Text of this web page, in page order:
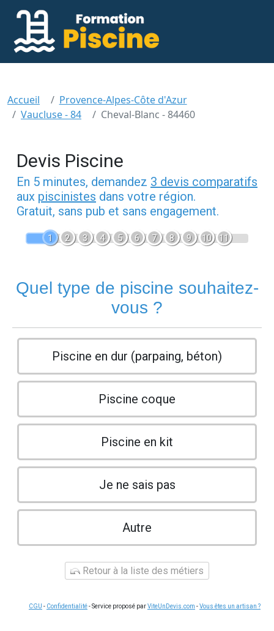
Accueil
Provence-Alpes-Côte d'Azur
Vaucluse - 84
Cheval-Blanc - 84460
Devis Piscine
En 5 minutes, demandez 3 devis comparatifs
aux piscinistes dans votre région.
Gratuit, sans pub et sans engagement.
1 2 3 4 5 6 7 8 9 10 11
Quel type de piscine souhaitez-
vous ?
Piscine en dur (parpaing, béton)
Piscine coque
Piscine en kit
Je ne sais pas
Autre
Retour à la liste des métiers
CGU - Confidentialité- Service proposé parViteUnDevis.com -Vous êtes un artisan ?